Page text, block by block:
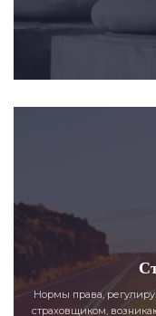
Нормы права,
страховщиком,